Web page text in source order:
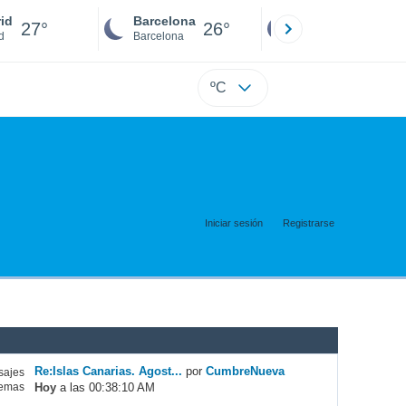
27° Barcelona
Barcelona 26°
ºC
Iniciar sesión Registrarse
Re:Islas Canarias. Agost... porCumbreNueva
Hoy a las 00:38:10 AM